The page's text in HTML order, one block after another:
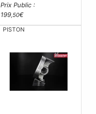
Prix Public :
199,50€
PISTON